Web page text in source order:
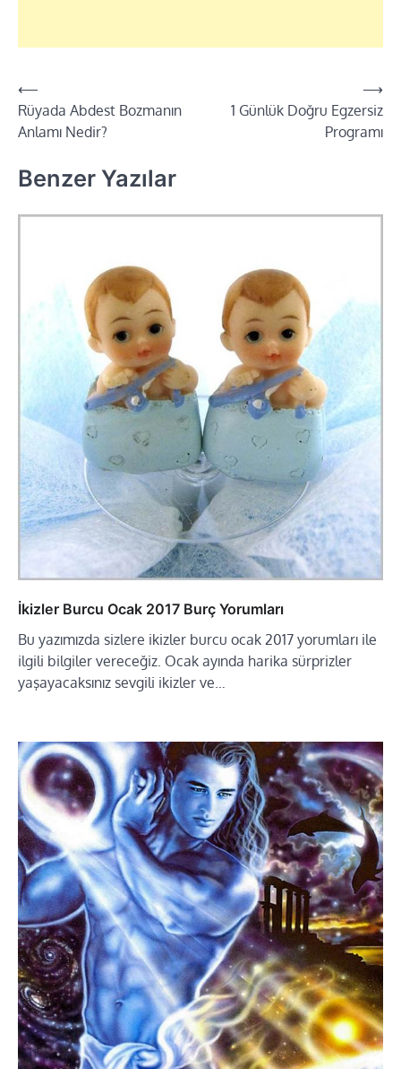
Yazı
dolaşımı
⟵
Rüyada Abdest Bozmanın
Anlamı Nedir?
1 Günlük Doğru Egzersiz
Programı
⟶
Benzer Yazılar
İkizler Burcu Ocak 2017 Burç Yorumları
Bu yazımızda sizlere ikizler burcu ocak 2017 yorumları ile
ilgili bilgiler vereceğiz. Ocak ayında harika sürprizler
yaşayacaksınız sevgili ikizler ve…